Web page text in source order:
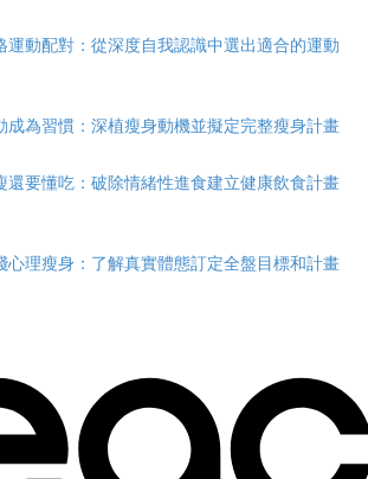
運動配對：從深度自我認識中選出適合的運動
成為習慣：深植瘦身動機並擬定完整瘦身計畫
還要懂吃：破除情緒性進食建立健康飲食計畫
心理瘦身：了解真實體態訂定全盤目標和計畫